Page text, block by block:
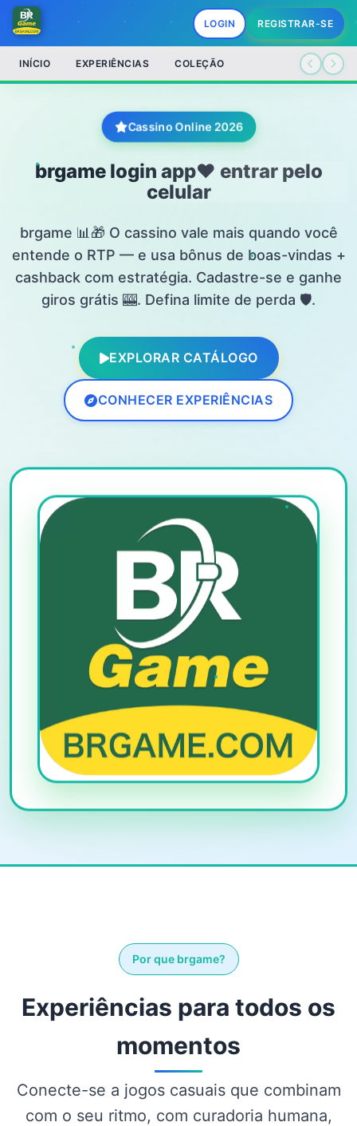
LOGIN REGISTRAR-SE
INÍCIO EXPERIÊNCIAS COLEÇÃO
Cassino Online 2026
brgame login app❤️ entrar pelo
celular
brgame 📊🎁 O cassino vale mais quando você
entende o RTP — e usa bônus de boas-vindas +
cashback com estratégia. Cadastre-se e ganhe
giros grátis 🎰. Defina limite de perda 🛡️.
EXPLORAR CATÁLOGO
CONHECER EXPERIÊNCIAS
Por que brgame?
Experiências para todos os
momentos
Conecte-se a jogos casuais que combinam
com o seu ritmo, com curadoria humana,